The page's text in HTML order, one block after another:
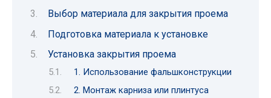
Выбор материала для закрытия проема
Подготовка материала к установке
Установка закрытия проема
1. Использование фальшконструкции
2. Монтаж карниза или плинтуса